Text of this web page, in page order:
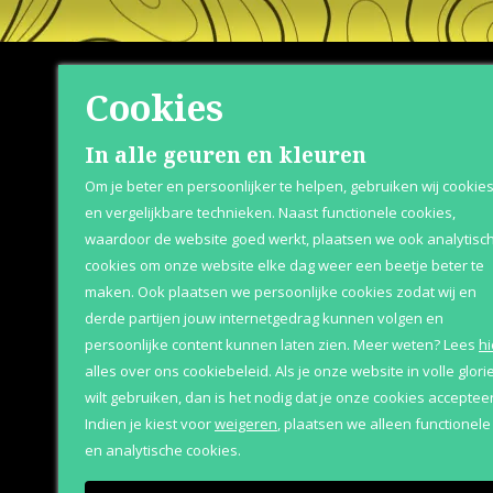
Shop
Herenparfum
Damesparfum
Merken
Geschenksets
Aanbiedingen
Over
Retourneren
Bezorging
Cookies
In alle geuren en kleuren
Om je beter en persoonlijker te helpen, gebruiken wij cookies
en vergelijkbare technieken. Naast functionele cookies,
waardoor de website goed werkt, plaatsen we ook
cookies om onze website elke dag weer een beetje beter te
maken. Ook plaatsen we persoonlijke cookies zodat wij en
derde partijen jouw internetgedrag kunnen volgen en
persoonlijke content kunnen laten zien. Meer weten?Lees
alles over ons cookiebeleid. Als je onze website in volle glorie
wilt gebruiken, dan is het nodig dat je onze cookies
Indien je kiest voorweigeren,plaatsen we alleen functionele
en analytische cookies.